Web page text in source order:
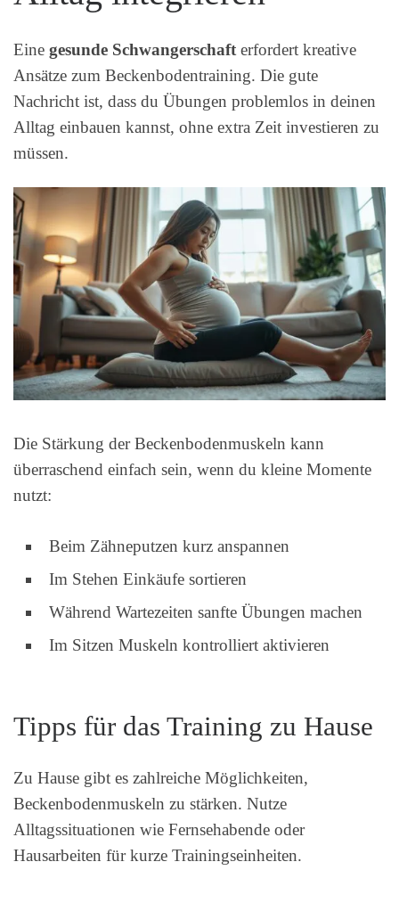
Eine gesunde Schwangerschafterfordert kreative
Ansätze zum Beckenbodentraining. Die gute
Nachricht ist, dass du Übungen problemlos in deinen
Alltag einbauen kannst, ohne extra Zeit investieren zu
müssen.
Die Stärkung der Beckenbodenmuskeln kann
überraschend einfach sein, wenn du kleine Momente
nutzt:
Beim Zähneputzen kurz anspannen
Im Stehen Einkäufe sortieren
Während Wartezeiten sanfte Übungen machen
Im Sitzen Muskeln kontrolliert aktivieren
Tipps für das Training zu Hause
Zu Hause gibt es zahlreiche Möglichkeiten,
Beckenbodenmuskeln zu stärken. Nutze
Alltagssituationen wie Fernsehabende oder
Hausarbeiten für kurze Trainingseinheiten.